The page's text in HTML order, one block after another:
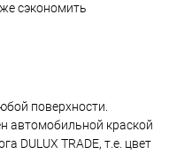
сэкономить
поверхности.
автомобильной краской
DULUX TRADE, т.е. цвет